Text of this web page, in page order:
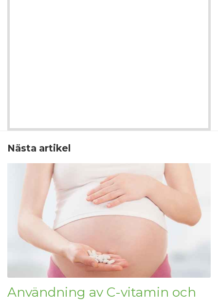
Nästa artikel
Användning av C-vitamin och